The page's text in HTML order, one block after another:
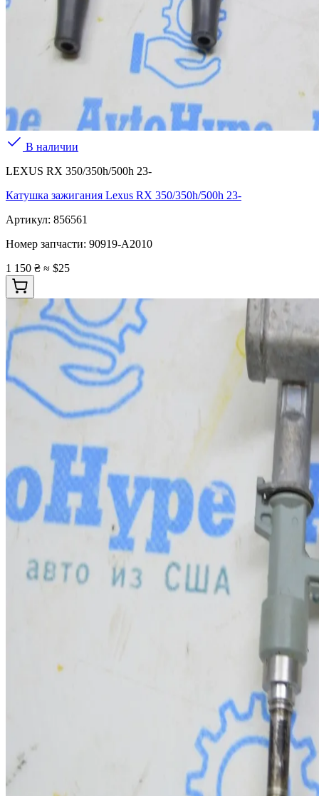
В наличии
LEXUS RX 350/350h/500h 23-
Катушка зажигания Lexus RX 350/350h/500h 23-
Артикул: 856561
Номер запчасти: 90919-A2010
1 150 ₴ ≈ $25